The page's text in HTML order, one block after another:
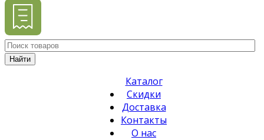
Найти
Каталог
Скидки
Доставка
Контакты
О нас